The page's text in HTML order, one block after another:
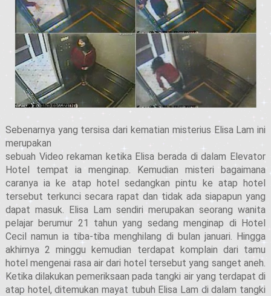
Sebenarnya yang tersisa dari kematian misterius Elisa Lam ini
merupakan
sebuah Video rekaman ketika Elisa berada di dalam Elevator
Hotel tempat ia menginap. Kemudian misteri bagaimana
caranya ia ke atap hotel sedangkan pintu ke atap hotel
tersebut terkunci secara rapat dan tidak ada siapapun yang
dapat masuk. Elisa Lam sendiri merupakan seorang wanita
pelajar berumur 21 tahun yang sedang menginap di Hotel
Cecil namun ia tiba-tiba menghilang di bulan januari. Hingga
akhirnya 2 minggu kemudian terdapat komplain dari tamu
hotel mengenai rasa air dari hotel tersebut yang sanget aneh.
Ketika dilakukan pemeriksaan pada tangki air yang terdapat di
atap hotel, ditemukan mayat tubuh Elisa Lam di dalam tangki